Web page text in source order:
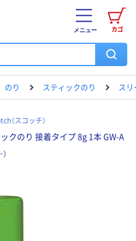
カゴ
メニュー
のり スティックのり ス
（スコッチ）
クのり 接着タイプ 8g 1本 GW-A
）